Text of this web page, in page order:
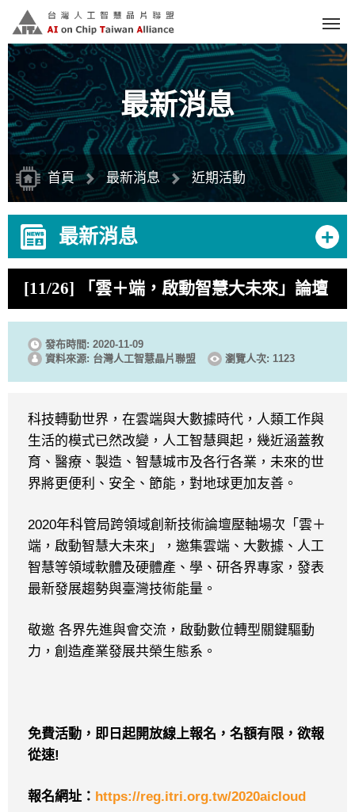
最新消息
首頁 最新消息 近期活動
最新消息 +
[11/26] 「雲＋端，啟動智慧大未來」論壇
發布時間: 2020-11-09
資料來源: 台灣人工智慧晶片聯盟
瀏覽人次: 1123
科技轉動世界，在雲端與大數據時代，人類工作與
生活的模式已然改變，人工智慧興起，幾近涵蓋教
育、醫療、製造、智慧城市及各行各業，未來的世
界將更便利、安全、節能，對地球更加友善。
2020年科管局跨領域創新技術論壇壓軸場次「雲＋
端，啟動智慧大未來」，邀集雲端、大數據、人工
智慧等領域軟體及硬體產、學、研各界專家，發表
最新發展趨勢與臺灣技術能量。
敬邀 各界先進與會交流，啟動數位轉型關鍵驅動
力，創造產業發展共榮生態系。
免費活動，即日起開放線上報名，名額有限，欲報
從速!
報名網址： https://reg.itri.org.tw/2020aicloud